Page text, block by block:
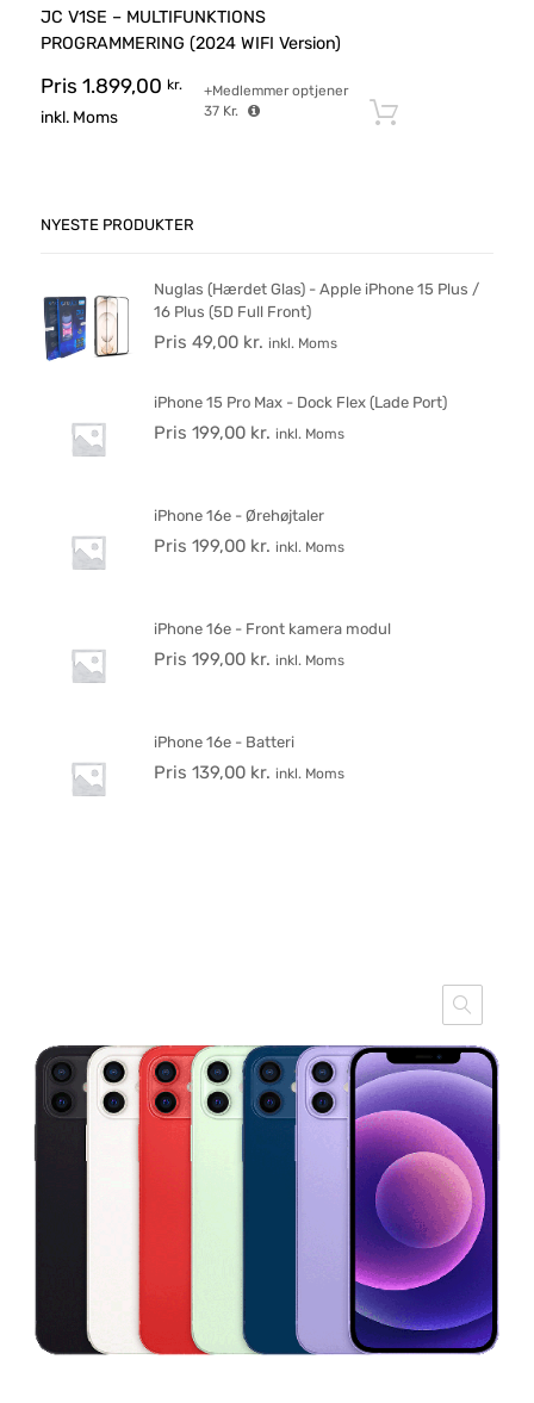
JC V1SE – MULTIFUNKTIONS
PROGRAMMERING (2024 WIFI Version)
Pris 1.899,00 kr.
inkl. Moms
+Medlemmer optjener
37 Kr.
NYESTE PRODUKTER
Nuglas (Hærdet Glas) - Apple iPhone 15 Plus /
16 Plus (5D Full Front)
Pris 49,00 kr. inkl. Moms
iPhone 15 Pro Max - Dock Flex (Lade Port)
Pris 199,00 kr. inkl. Moms
iPhone 16e - Ørehøjtaler
Pris 199,00 kr. inkl. Moms
iPhone 16e - Front kamera modul
Pris 199,00 kr. inkl. Moms
iPhone 16e - Batteri
Pris 139,00 kr. inkl. Moms